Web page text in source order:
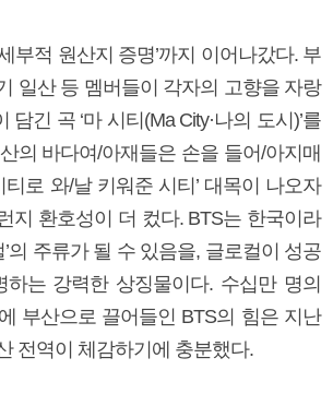
부적 원산지 증명’까지 이어나갔다. 부
일산 등 멤버들이 각자의 고향을 자랑
담긴 곡 ‘마 시티(Ma City·나의 도시)’를
의 바다여/아재들은 손을 들어/아지매
티로 와/날 키워준 시티’ 대목이 나오자
지 환호성이 더 컸다. BTS는 한국이라
’의 주류가 될 수 있음을, 글로컬이 성공
는 강력한 상징물이다. 수십만 명의
부산으로 끌어들인 BTS의 힘은 지난
전역이 체감하기에 충분했다.